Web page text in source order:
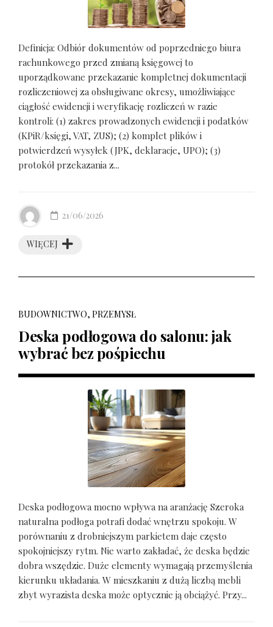
Definicja: Odbiór dokumentów od poprzedniego biura
rachunkowego przed zmianą księgowej to
uporządkowane przekazanie kompletnej dokumentacji
rozliczeniowej za obsługiwane okresy, umożliwiające
ciągłość ewidencji i weryfikację rozliczeń w razie
kontroli: (1) zakres prowadzonych ewidencji i podatków
(KPiR/księgi, VAT, ZUS); (2) komplet plików i
potwierdzeń wysyłek (JPK, deklaracje, UPO); (3)
protokół przekazania z...
WIĘCEJ
21/06/2026
BUDOWNICTWO, PRZEMYSŁ
Deska podłogowa do salonu: jak
wybrać bez pośpiechu
Deska podłogowa mocno wpływa na aranżację Szeroka
naturalna podłoga potrafi dodać wnętrzu spokoju. W
porównaniu z drobniejszym parkietem daje często
spokojniejszy rytm. Nie warto zakładać, że deska będzie
dobra wszędzie. Duże elementy wymagają przemyślenia
kierunku układania. W mieszkaniu z dużą liczbą mebli
zbyt wyrazista deska może optycznie ją obciążyć. Przy...